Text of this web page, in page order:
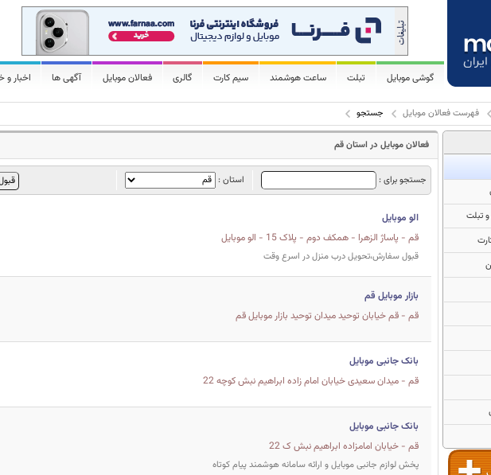
گوشی موبایل تبلت ساعت هوشمند سیم کارت گالری فعالان موبایل آگهی ها اخبار و
فهرست فعالان موبایل جستجو
تبلت
فعالان موبایل در استان قم
جستجو برای : استان :
الو موبایل
قم - پاساژ الزهرا - همکف دوم - پلاک 15 - الو موبایل
قبول سفارش،تحویل درب منزل در اسرع وقت
بازار موبایل قم
قم - قم خیابان توحید میدان توحید بازار موبایل قم
بانک جانبی موبایل
قم - میدان سعیدی خیابان امام زاده ابراهیم نبش کوچه 22
بانک جانبی موبایل
قم - خیابان امامزاده ابراهیم نبش ک 22
پخش لوازم جانبی موبایل و ارائه سامانه هوشمند پیام کوتاه